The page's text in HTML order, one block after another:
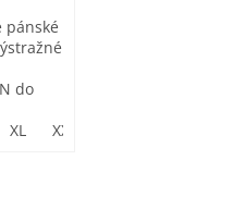
XL vel. XXL
pánské
do
XL XXL